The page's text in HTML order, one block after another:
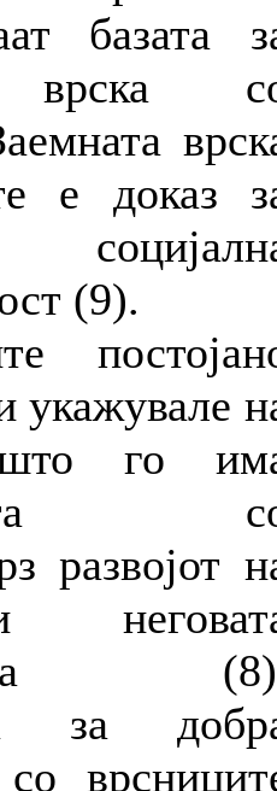
базата
врска
е доказ
(9).
укажувале
што го
развојот
за
со